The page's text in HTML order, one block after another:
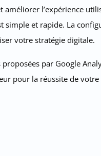
l’expérience
simple et rapide. La
votre stratégie digitale.
par Google
pour la réussite de votre